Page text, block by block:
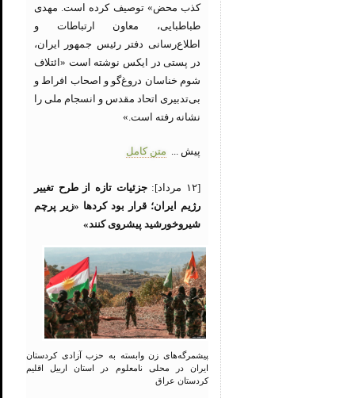
کذب محض» توصیف کرده است. مهدی
طباطبایی، معاون ارتباطات و
اطلاع‌رسانی دفتر رئیس جمهور ایران،
در پستی در ایکس نوشته است «ائتلاف
شوم خناسان دروغ‌گو و اصحاب افراط و
بی‌تدبیری اتحاد مقدس و انسجام ملی را
نشانه رفته است.»
پیش ... متن کامل
[۱۲ مرداد]:
جزئیات تازه از طرح تغییر
رژیم ایران؛ قرار بود کردها «زیر پرچم
شیروخورشید پیشروی کنند»
پیشمرگه‌های زن وابسته به حزب آزادی کردستان
ایران در محلی نامعلوم در استان اربیل اقلیم
کردستان عراق